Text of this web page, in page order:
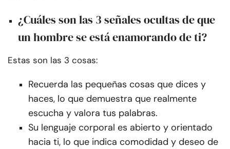
¿Cuáles son las 3 señales ocultas de que
un hombre se está enamorando de ti?
Estas son las 3 cosas:
Recuerda las pequeñas cosas que dices y
haces, lo que demuestra que realmente
escucha y valora tus palabras.
Su lenguaje corporal es abierto y orientado
hacia ti, lo que indica comodidad y deseo de